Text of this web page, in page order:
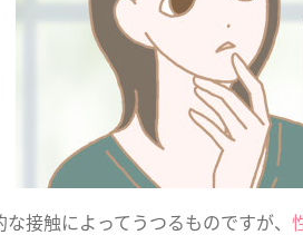
接触によってうつるものですが、